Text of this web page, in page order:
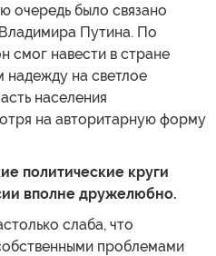
очередь было связано
Путина. По
смог навести в стране
надежду на светлое
населения
на авторитарную форму
политические круги
вполне дружелюбно.
слаба, что
проблемами